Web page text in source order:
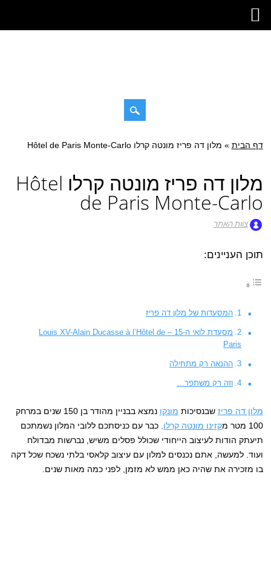
תפריט ראשי
דילוג
דף הבית » מלון דה פריז מונטה קרלו Hôtel de Paris Monte-Carlo
מלון דה פריז מונטה קרלו Hôtel
de Paris Monte-Carlo
צוות האתר
תוכן העניינים:
המסעדות של מלון דה פריז
מסעדת לואי ה-15 – Louis XV-Alain Ducasse à l’Hôtel de
Paris
ההנאה רק מתחילה
וזה רק משתפר…
מלון דה פריז שבנסיכות מונקו
נמצא בבניין מהודר בן 150 שנים במרחק
100 מטר מ
קזינו מונטה קרלו . כבר עם כניסתכם ללובי המלון נשמתכם
תיעתק הודות לעיצוב הייחודי שכולל פסלים משיש, נברשות מבדולח
ועוד. למעשה, אתם נכנסים למלון עם עיצוב קלאסי בלתי נשכח שכל דקה
בו מזכירה את שהיה כאן ממש לא מזמן, לפני כמה מאות שנים.